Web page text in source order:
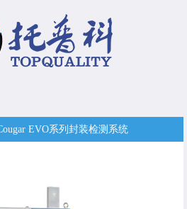
EVO系列封装检测系统